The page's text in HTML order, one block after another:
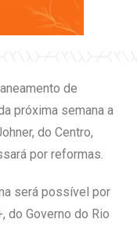
de
próxima semana a
do Centro,
por reformas.
será possível por
do Governo do Rio